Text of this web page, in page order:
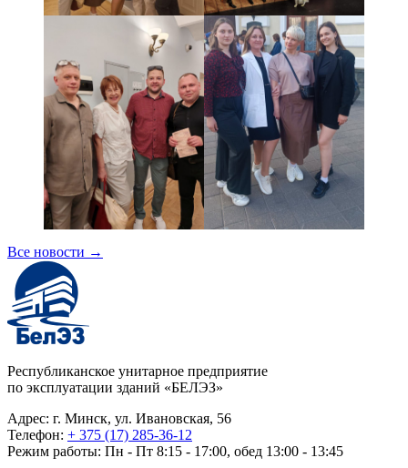
Все новости →
Республиканское унитарное предприятие
по эксплуатации зданий «БЕЛЭЗ»
Адрес: г. Минск, ул. Ивановская, 56
Телефон: + 375 (17) 285-36-12
Режим работы: Пн - Пт 8:15 - 17:00, обед 13:00 - 13:45